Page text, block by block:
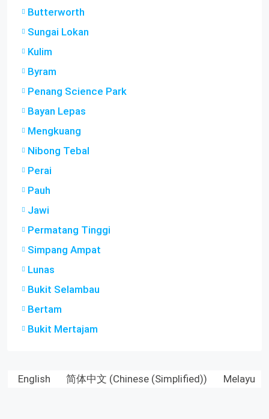
Butterworth
Sungai Lokan
Kulim
Byram
Penang Science Park
Bayan Lepas
Mengkuang
Nibong Tebal
Perai
Pauh
Jawi
Permatang Tinggi
Simpang Ampat
Lunas
Bukit Selambau
Bertam
Bukit Mertajam
English 简体中文 (Chinese (Simplified)) Melayu